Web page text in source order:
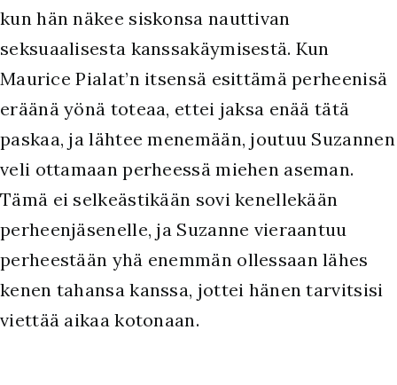
kun hän näkee siskonsa nauttivan
seksuaalisesta kanssakäymisestä. Kun
Maurice Pialat’n itsensä esittämä perheenisä
eräänä yönä toteaa, ettei jaksa enää tätä
paskaa, ja lähtee menemään, joutuu Suzannen
veli ottamaan perheessä miehen aseman.
Tämä ei selkeästikään sovi kenellekään
perheenjäsenelle, ja Suzanne vieraantuu
perheestään yhä enemmän ollessaan lähes
kenen tahansa kanssa, jottei hänen tarvitsisi
viettää aikaa kotonaan.